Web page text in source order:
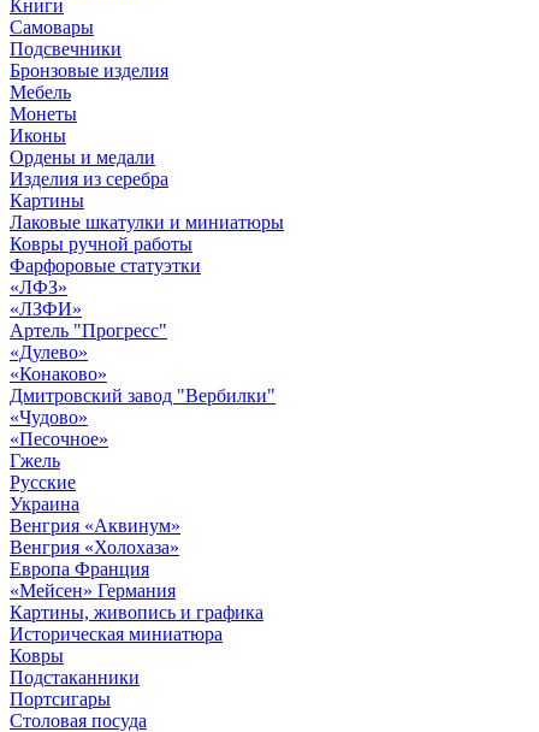
Книги
Самовары
Подсвечники
Бронзовые изделия
Мебель
Монеты
Иконы
Ордены и медали
Изделия из серебра
Картины
Лаковые шкатулки и миниатюры
Ковры ручной работы
Фарфоровые статуэтки
«ЛФЗ»
«ЛЗФИ»
Артель "Прогресс"
«Дулево»
«Конаково»
Дмитровский завод "Вербилки"
«Чудово»
«Песочное»
Гжель
Русские
Украина
Венгрия «Аквинум»
Венгрия «Холохаза»
Европа Франция
«Мейсен» Германия
Картины, живопись и графика
Историческая миниатюра
Ковры
Подстаканники
Портсигары
Столовая посуда